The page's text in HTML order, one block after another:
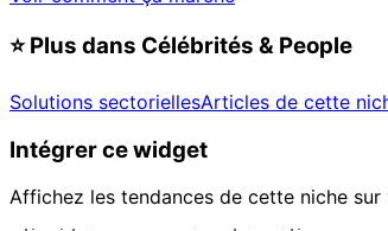
⭐Plus dans Célébrités & People
Solutions sectoriellesArticles de cette
Intégrer ce widget
Affichez les tendances de cette niche sur